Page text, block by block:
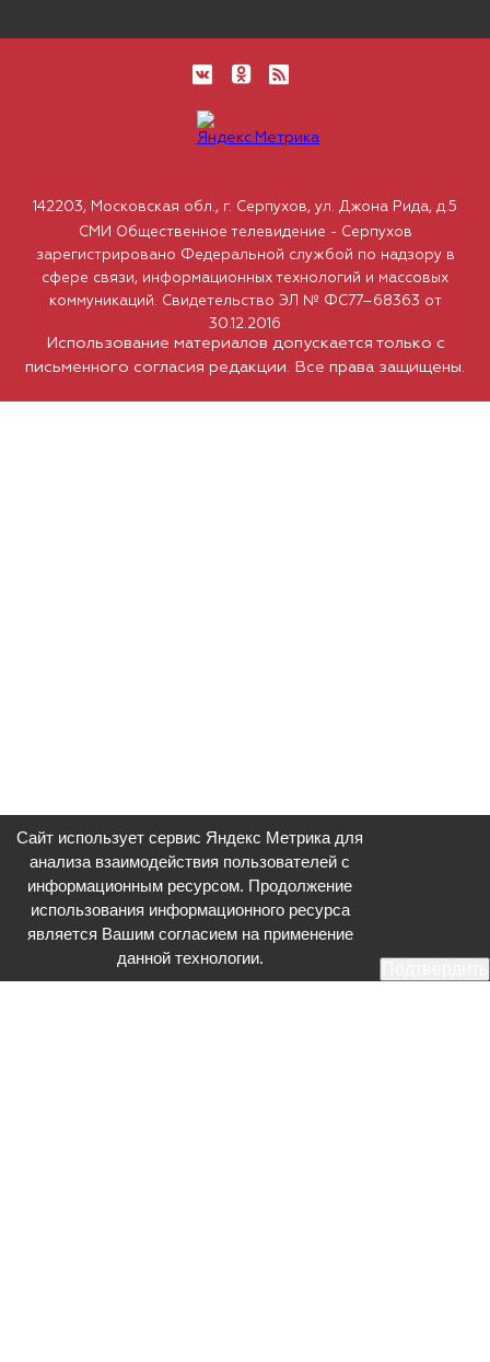
Использование материалов допускается только с
письменного согласия редакции. Все права защищены.
142203, Московская обл., г. Серпухов, ул. Джона Рида, д.5
СМИ Общественное телевидение - Серпухов
зарегистрировано Федеральной службой по надзору в
сфере связи, информационных технологий и массовых
коммуникаций. Свидетельство ЭЛ № ФС77–68363 от
30.12.2016
Сайт использует сервис Яндекс Метрика для
анализа взаимодействия пользователей с
информационным ресурсом. Продолжение
использования информационного ресурса
является Вашим согласием на применение
данной технологии.